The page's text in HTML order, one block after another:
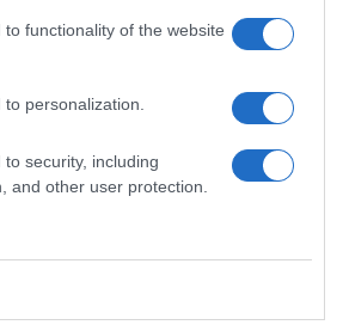
functionality of the website
personalization.
security, including
and other user protection.
Também
era vista
rápido e de alto
aparente